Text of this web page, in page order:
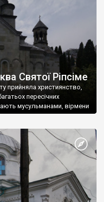
Святої Ріпсіме
прийняла християнство,
пересічних
мусульманами, вірмени